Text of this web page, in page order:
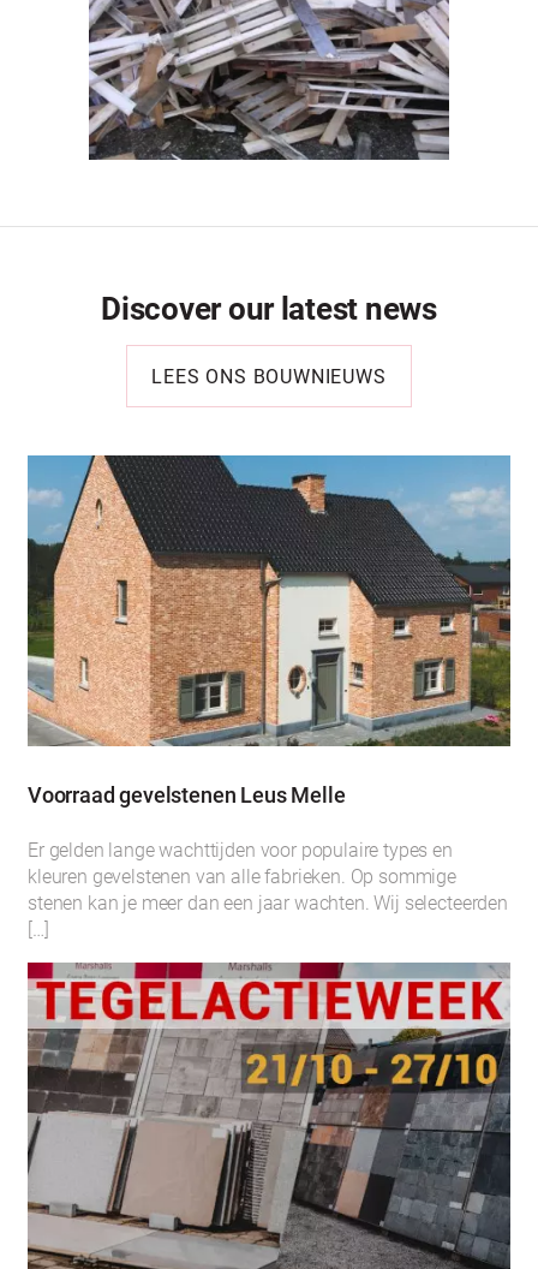
Discover our latest news
LEES ONS BOUWNIEUWS
Voorraad gevelstenen Leus Melle
Er gelden lange wachttijden voor populaire types en
kleuren gevelstenen van alle fabrieken. Op sommige
stenen kan je meer dan een jaar wachten. Wij selecteerden
[…]